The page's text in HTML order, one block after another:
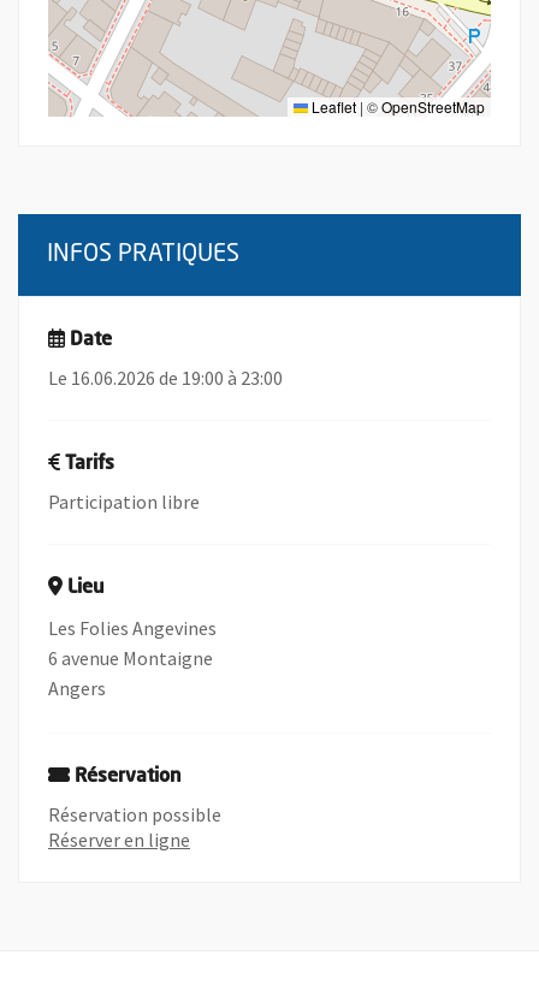
Leaflet | ©OpenStreetMap
INFOS PRATIQUES
Date
Le 16.06.2026 de 19:00 à 23:00
Tarifs
Participation libre
Lieu
Les Folies Angevines
6 avenue Montaigne
Angers
Réservation
Réservation possible
Réserver en ligne